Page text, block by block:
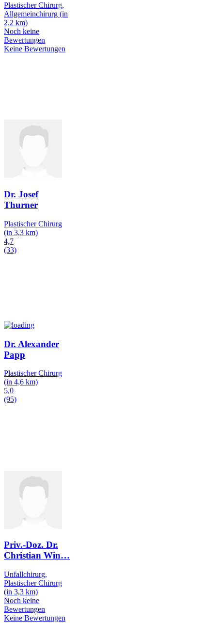
Plastischer Chirurg,
Allgemeinchirurg (in
2,2 km)
Noch keine
Bewertungen
Keine Bewertungen
Dr. Josef
Thurner
Plastischer Chirurg
(in 3,3 km)
4,7
(33)
Dr. Alexander
Papp
Plastischer Chirurg
(in 4,6 km)
5,0
(95)
Priv.-Doz. Dr.
Christian Win…
Unfallchirurg,
Plastischer Chirurg
(in 3,3 km)
Noch keine
Bewertungen
Keine Bewertungen